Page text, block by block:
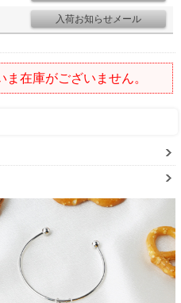
在庫がございません。